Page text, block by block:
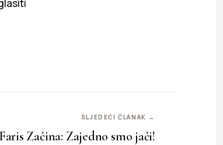
SLJEDEĆI ČLANAK →
Začina: Zajedno smo jači!